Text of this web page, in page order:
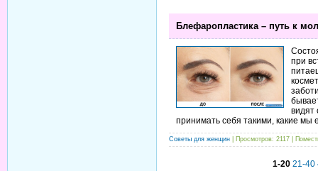
Блефаропластика – путь к
при
видят
принимать себя такими, какие мы
Советы для женщин | Просмотров: 2117 |
1-20 21-40